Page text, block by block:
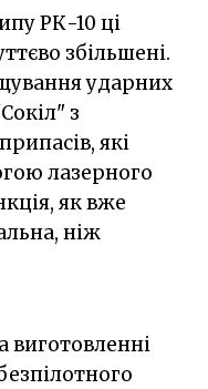
РК-10 ці
збільшені.
ударних
з
які
лазерного
як вже
ніж
виготовленні